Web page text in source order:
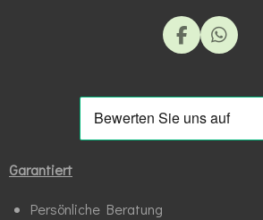
F
a
e
o
o
W
h
t
A
p
Garantiert
Persönliche Beratung